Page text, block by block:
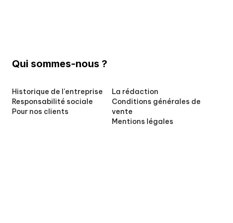
Qui sommes-nous ?
Historique de l'entreprise
Responsabilité sociale
Pour nos clients
La rédaction
Conditions générales de
vente
Mentions légales